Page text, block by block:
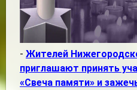
- Жителей
приглашают принять
«Свеча памяти» и